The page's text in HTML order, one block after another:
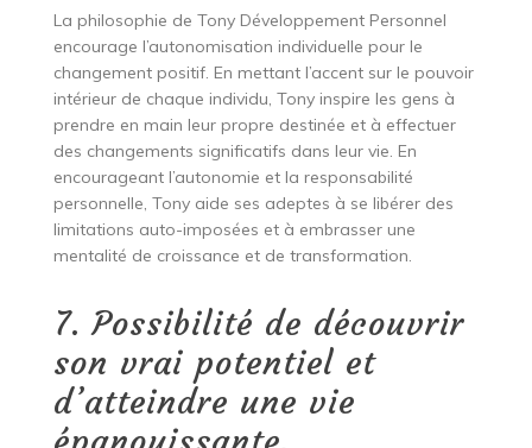
La philosophie de Tony Développement Personnel
encourage l’autonomisation individuelle pour le
changement positif. En mettant l’accent sur le pouvoir
intérieur de chaque individu, Tony inspire les gens à
prendre en main leur propre destinée et à effectuer
des changements significatifs dans leur vie. En
encourageant l’autonomie et la responsabilité
personnelle, Tony aide ses adeptes à se libérer des
limitations auto-imposées et à embrasser une
mentalité de croissance et de transformation.
7. Possibilité de découvrir
son vrai potentiel et
d’atteindre une vie